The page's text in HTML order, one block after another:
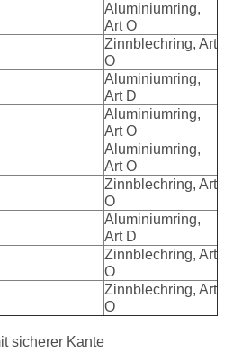
Aluminiumring,
Art O
Zinnblechring, Art
O
Aluminiumring,
Art D
Aluminiumring,
Art O
Aluminiumring,
Art O
Zinnblechring, Art
O
Aluminiumring,
Art D
Zinnblechring, Art
O
Zinnblechring, Art
O
sicherer Kante